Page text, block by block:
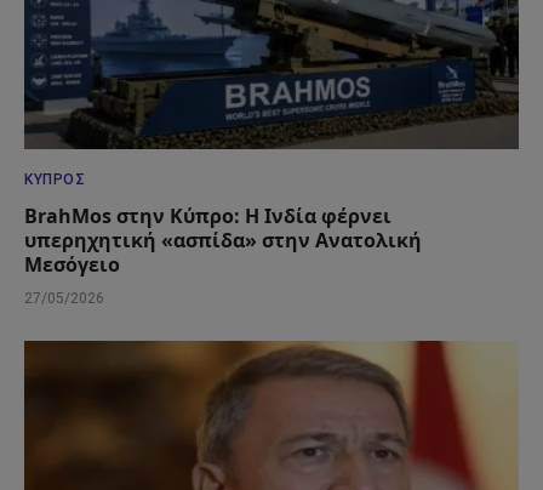
ΚΎΠΡΟΣ
BrahMos στην Κύπρο: Η Ινδία φέρνει
υπερηχητική «ασπίδα» στην Ανατολική
Μεσόγειο
27/05/2026